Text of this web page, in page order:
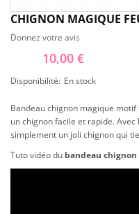
CHIGNON MAGIQUE
Donnez votre avis
10,00 €
Disponibilité: En stock
Bandeau chignon magique
un chignon facile et rapide. Avec
simplement un joli chignon qui
Tuto vidéo du bandeau